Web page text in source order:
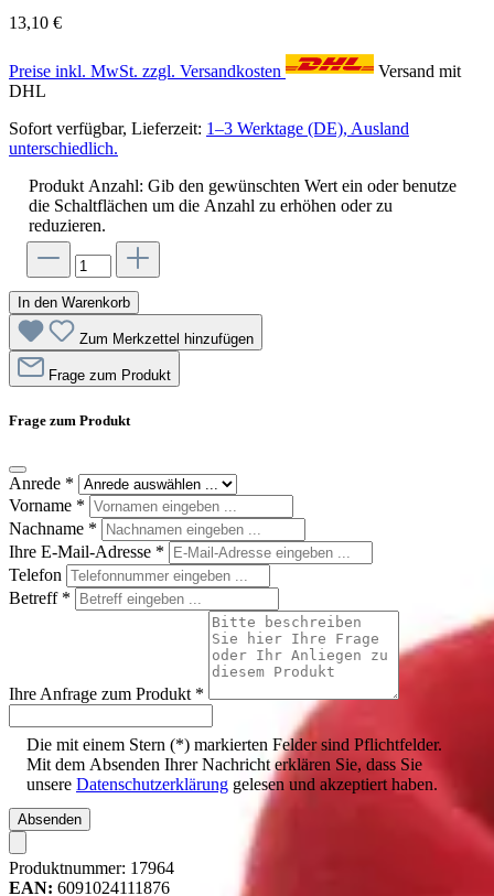
13,10 €
Preise inkl. MwSt. zzgl. Versandkosten
Versand mit
DHL
Sofort verfügbar, Lieferzeit: 1–3 Werktage (DE), Ausland
unterschiedlich.
Produkt Anzahl: Gib den gewünschten Wert ein oder benutze
die Schaltflächen um die Anzahl zu erhöhen oder zu
reduzieren.
In den Warenkorb
Zum Merkzettel hinzufügen
Frage zum Produkt
Frage zum Produkt
Anrede *
Vorname *
Nachname *
Ihre E-Mail-Adresse *
Telefon
Betreff *
Ihre Anfrage zum Produkt *
Die mit einem Stern (*) markierten Felder sind Pflichtfelder.
Mit dem Absenden Ihrer Nachricht erklären Sie, dass Sie
unsere Datenschutzerklärung gelesen und akzeptiert haben.
Absenden
Produktnummer: 17964
EAN: 6091024111876